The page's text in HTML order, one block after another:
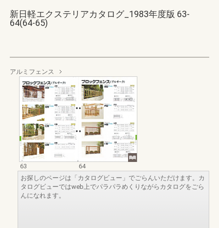
新日軽エクステリアカタログ_1983年度版 63-
64(64-65)
アルミフェンス
63
64
お探しのページは「カタログビュー」でごらんいただけます。カ
タログビューではweb上でパラパラめくりながらカタログをごら
んになれます。